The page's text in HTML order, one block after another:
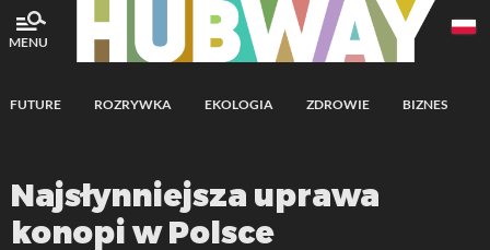
MENU
FUTURE ROZRYWKA EKOLOGIA ZDROWIE BIZNES
Najsłynniejsza uprawa
konopi w Polsce